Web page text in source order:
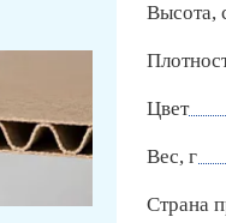
Высота,
Цвет
Вес, г
Страна